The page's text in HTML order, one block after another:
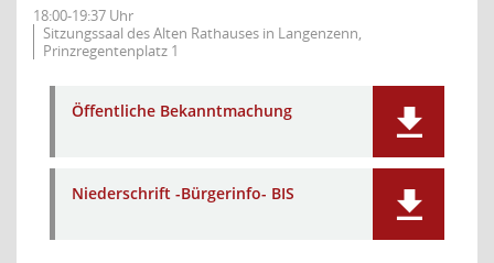
18:00-19:37 Uhr
Sitzungssaal des Alten Rathauses in Langenzenn,
Prinzregentenplatz 1
Öffentliche Bekanntmachung
Niederschrift -Bürgerinfo- BIS